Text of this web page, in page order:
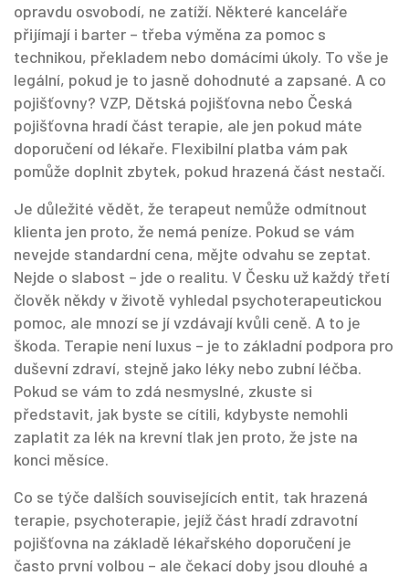
opravdu osvobodí, ne zatíží. Některé kanceláře
přijímají i barter – třeba výměna za pomoc s
technikou, překladem nebo domácími úkoly. To vše je
legální, pokud je to jasně dohodnuté a zapsané. A co
pojišťovny? VZP, Dětská pojišťovna nebo Česká
pojišťovna hradí část terapie, ale jen pokud máte
doporučení od lékaře. Flexibilní platba vám pak
pomůže doplnit zbytek, pokud hrazená část nestačí.
Je důležité vědět, že terapeut nemůže odmítnout
klienta jen proto, že nemá peníze. Pokud se vám
nevejde standardní cena, mějte odvahu se zeptat.
Nejde o slabost – jde o realitu. V Česku už každý třetí
člověk někdy v životě vyhledal psychoterapeutickou
pomoc, ale mnozí se jí vzdávají kvůli ceně. A to je
škoda. Terapie není luxus – je to základní podpora pro
duševní zdraví, stejně jako léky nebo zubní léčba.
Pokud se vám to zdá nesmyslné, zkuste si
představit, jak byste se cítili, kdybyste nemohli
zaplatit za lék na krevní tlak jen proto, že jste na
konci měsíce.
Co se týče dalších souvisejících entit, tak hrazená
terapie, psychoterapie, jejíž část hradí zdravotní
pojišťovna na základě lékařského doporučení je
často první volbou – ale čekací doby jsou dlouhé a